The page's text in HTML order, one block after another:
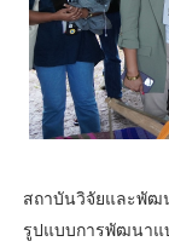
สถาบันวิจัยและพัฒ
รูปแบบการพัฒนาแ